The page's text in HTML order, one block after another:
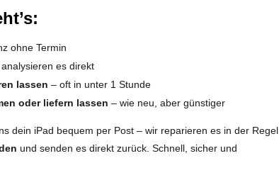
ohne Termin
es direkt
lassen – oft in unter 1 Stunde
oder liefern lassen – wie neu, aber günstiger
dein iPad bequem per Post – wir reparieren es in der Regel
und senden es direkt zurück. Schnell, sicher und